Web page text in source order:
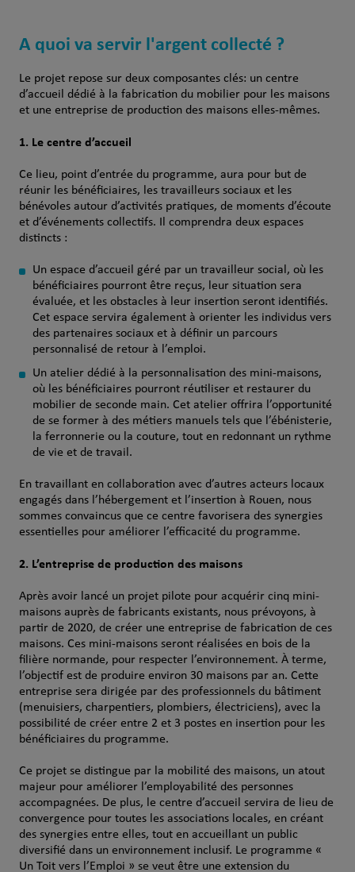
A quoi va servir l'argent collecté ?
Le projet repose sur deux composantes clés: un centre
d’accueil dédié à la fabrication du mobilier pour les maisons
et une entreprise de production des maisons elles-mêmes.
1. Le centre d’accueil
Ce lieu, point d’entrée du programme, aura pour but de
réunir les bénéficiaires, les travailleurs sociaux et les
bénévoles autour d’activités pratiques, de moments d’écoute
et d’événements collectifs. Il comprendra deux espaces
distincts :
Un espace d’accueil géré par un travailleur social, où les
bénéficiaires pourront être reçus, leur situation sera
évaluée, et les obstacles à leur insertion seront identifiés.
Cet espace servira également à orienter les individus vers
des partenaires sociaux et à définir un parcours
personnalisé de retour à l’emploi.
Un atelier dédié à la personnalisation des mini-maisons,
où les bénéficiaires pourront réutiliser et restaurer du
mobilier de seconde main. Cet atelier offrira l’opportunité
de se former à des métiers manuels tels que l’ébénisterie,
la ferronnerie ou la couture, tout en redonnant un rythme
de vie et de travail.
En travaillant en collaboration avec d’autres acteurs locaux
engagés dans l’hébergement et l’insertion à Rouen, nous
sommes convaincus que ce centre favorisera des synergies
essentielles pour améliorer l’efficacité du programme.
2. L’entreprise de production des maisons
Après avoir lancé un projet pilote pour acquérir cinq mini-
maisons auprès de fabricants existants, nous prévoyons, à
partir de 2020, de créer une entreprise de fabrication de ces
maisons. Ces mini-maisons seront réalisées en bois de la
filière normande, pour respecter l’environnement. À terme,
l’objectif est de produire environ 30 maisons par an. Cette
entreprise sera dirigée par des professionnels du bâtiment
(menuisiers, charpentiers, plombiers, électriciens), avec la
possibilité de créer entre 2 et 3 postes en insertion pour les
bénéficiaires du programme.
Ce projet se distingue par la mobilité des maisons, un atout
majeur pour améliorer l’employabilité des personnes
accompagnées. De plus, le centre d’accueil servira de lieu de
convergence pour toutes les associations locales, en créant
des synergies entre elles, tout en accueillant un public
diversifié dans un environnement inclusif. Le programme «
Un Toit vers l’Emploi » se veut être une extension du